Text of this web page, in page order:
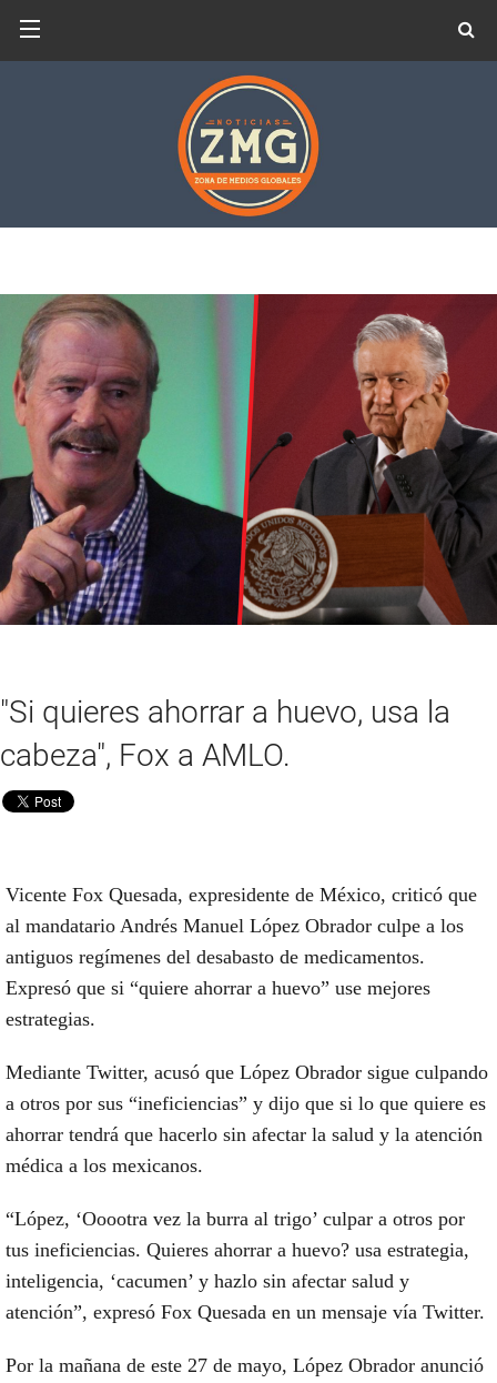
"Si quieres ahorrar a huevo, usa la
cabeza", Fox a AMLO.
Vicente Fox Quesada, expresidente de México, criticó que
al mandatario Andrés Manuel López Obrador culpe a los
antiguos regímenes del desabasto de medicamentos.
Expresó que si “quiere ahorrar a huevo” use mejores
estrategias.
Mediante Twitter, acusó que López Obrador sigue culpando
a otros por sus “ineficiencias” y dijo que si lo que quiere es
ahorrar tendrá que hacerlo sin afectar la salud y la atención
médica a los mexicanos.
“López, ‘Ooootra vez la burra al trigo’ culpar a otros por
tus ineficiencias. Quieres ahorrar a huevo? usa estrategia,
inteligencia, ‘cacumen’ y hazlo sin afectar salud y
atención”, expresó Fox Quesada en un mensaje vía Twitter.
Por la mañana de este 27 de mayo, López Obrador anunció